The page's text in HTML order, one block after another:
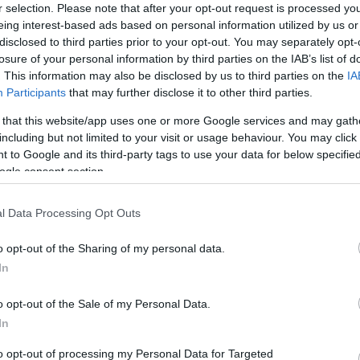
selection. Please note that after your opt-out request is processed
interest-based ads based on personal information utilized by us
to third parties prior to your opt-out. You may separately
of your personal information by third parties on the IAB’s list of
This information may also be disclosed by us to third parties on the
Participants that may further disclose it to other third parties.
that this website/app uses one or more Google services and may
but not limited to your visit or usage behaviour. You may
to Google and its third-party tags to use your data for below
consent section.
Data Processing Opt Outs
opt-out of the Sharing of my personal data.
opt-out of the Sale of my Personal Data.
opt-out of processing my Personal Data for Targeted
piaci teljesítménye gyenge volt; az elmúlt héten az ETH
az Ethereum Alapítvány által nemrég eladott 35 000
lehetnek az ETH jelenlegi esésének. Ennek következtében a
kereskedést folytathat, hacsak nem sikerül áttörnie a 3
kereskedés és az on-chain aktivitás
hogy az on-chain aktivitás növekedést mutatott. Bár a
a láthatáron, a neves kripto szakértők előrejelzései
hangulatot tükröz.
számára, mivel az árak 2024 során széles skálán mozogtak.
ami aggodalmakat vetett fel a tartós helyreállással
token migráció a MATIC-ról a POL-ra